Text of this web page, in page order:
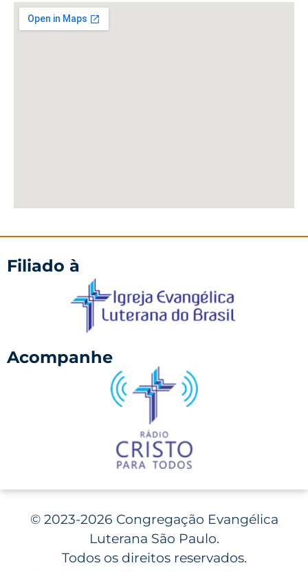
Filiado à
Acompanhe
©2023-2026 Congregação Evangélica
Luterana São Paulo.
Todos os direitos reservados.